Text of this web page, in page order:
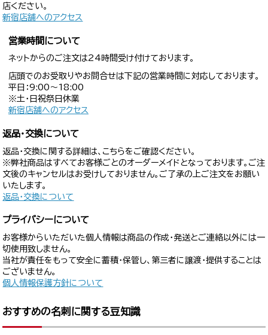
店ください。
新宿店舗へのアクセス
営業時間について
ネットからのご注文は24時間受け付けております。
店頭でのお受取りやお問合せは下記の営業時間に対応しております。
平日：9:00〜18:00
※土・日祝祭日休業
新宿店舗へのアクセス
返品・交換について
返品・交換に関する詳細は、こちらをご確認ください。
※弊社商品はすべてお客様ごとのオーダーメイドとなっております。ご注
文後のキャンセルはお受けしておりません。ご了承の上ご注文をお願い
いたします。
返品・交換について
プライバシーについて
お客様からいただいた個人情報は商品の作成・発送とご連絡以外には一
切使用致しません。
当社が責任をもって安全に蓄積・保管し、第三者に譲渡・提供することは
ございません。
個人情報保護方針について
おすすめの名刺に関する豆知識